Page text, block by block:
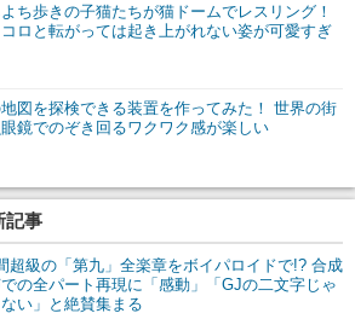
ち歩きの子猫たちが猫ドームでレスリング！
コロと転がっては起き上がれない姿が可愛すぎ
図を探検できる装置を作ってみた！ 世界の街
鏡でのぞき回るワクワク感が楽しい
記事
超級の「第九」全楽章をボイパロイドで!? 合成
の全パート再現に「感動」「GJの二文字じゃ
い」と絶賛集まる